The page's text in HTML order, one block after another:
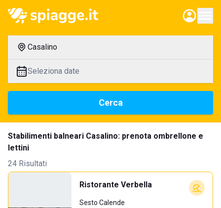
Casalino
Seleziona date
Cerca
Stabilimenti balneari Casalino: prenota ombrellone e
lettini
24 Risultati
Ristorante Verbella
Sesto Calende